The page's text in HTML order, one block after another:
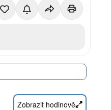
Zobrazit hodinově